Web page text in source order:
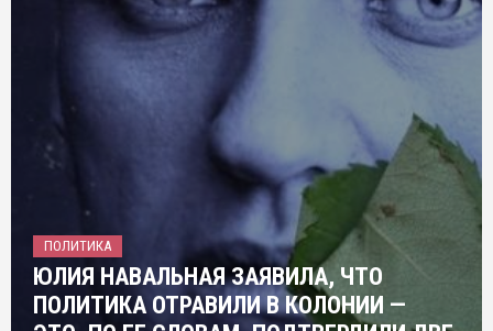
ПОЛИТИКА
ЮЛИЯ НАВАЛЬНАЯ ЗАЯВИЛА, ЧТО
ПОЛИТИКА ОТРАВИЛИ В КОЛОНИИ —